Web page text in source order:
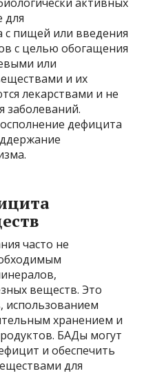
для
с пищей или введения
с целью обогащения
или
и их
лекарствами и не
заболеваний.
дефицита
часто не
веществ. Это
использованием
хранением и
БАДы могут
и обеспечить
для